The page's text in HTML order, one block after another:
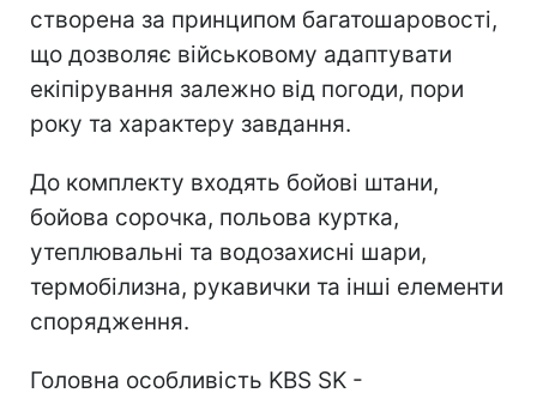
створена за принципом багатошаровості,
що дозволяє військовому адаптувати
екіпірування залежно від погоди, пори
року та характеру завдання.
До комплекту входять бойові штани,
бойова сорочка, польова куртка,
утеплювальні та водозахисні шари,
термобілизна, рукавички та інші елементи
спорядження.
Головна особливість KBS SK -